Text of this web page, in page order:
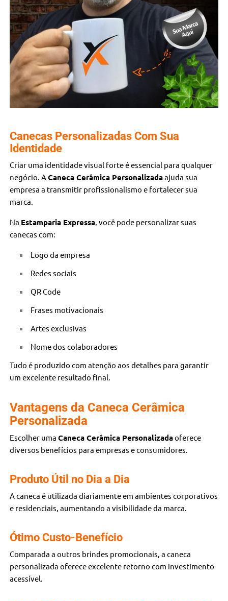
Canecas Personalizadas Com Sua
Identidade
Criar uma identidade visual forte é essencial para qualquer
negócio. ACaneca Cerâmica Personalizadaajuda sua
empresa a transmitir profissionalismo e fortalecer sua
marca.
Na Estamparia Expressa, você pode personalizar suas
canecas com:
Logo da empresa
Redes sociais
QR Code
Frases motivacionais
Artes exclusivas
Nome dos colaboradores
Tudo é produzido com atenção aos detalhes para garantir
um excelente resultado final.
Vantagens da Caneca Cerâmica
Personalizada
Escolher umaCaneca Cerâmica Personalizadaoferece
diversos benefícios para empresas e consumidores.
Produto Útil no Dia a Dia
A caneca é utilizada diariamente em ambientes corporativos
e residenciais, aumentando a visibilidade da marca.
Ótimo Custo-Benefício
Comparada a outros brindes promocionais, a caneca
personalizada oferece excelente retorno com investimento
acessível.